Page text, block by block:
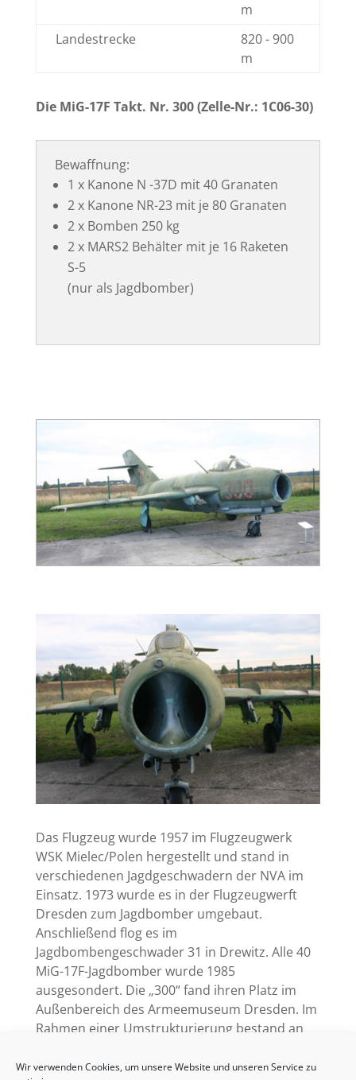
Wir verwenden Cookies, um unsere Website und unseren Service zu
m
Landestrecke
820 - 900
m
Die MiG-17F Takt. Nr. 300 (Zelle-Nr.: 1C06-30)
Bewaffnung:
1 x Kanone N -37D mit 40 Granaten
2 x Kanone NR-23 mit je 80 Granaten
2 x Bomben 250 kg
2 x MARS2 Behälter mit je 16 Raketen
S-5
(nur als Jagdbomber)
Das Flugzeug wurde 1957 im Flugzeugwerk
WSK Mielec/Polen hergestellt und stand in
verschiedenen Jagdgeschwadern der NVA im
Einsatz. 1973 wurde es in der Flugzeugwerft
Dresden zum Jagdbomber umgebaut.
Anschließend flog es im
Jagdbombengeschwader 31 in Drewitz. Alle 40
MiG-17F-Jagdbomber wurde 1985
ausgesondert. Die „300“ fand ihren Platz im
Außenbereich des Armeemuseum Dresden. Im
Rahmen einer Umstrukturierung bestand an
an unser Luftfahrttechnisches Museum